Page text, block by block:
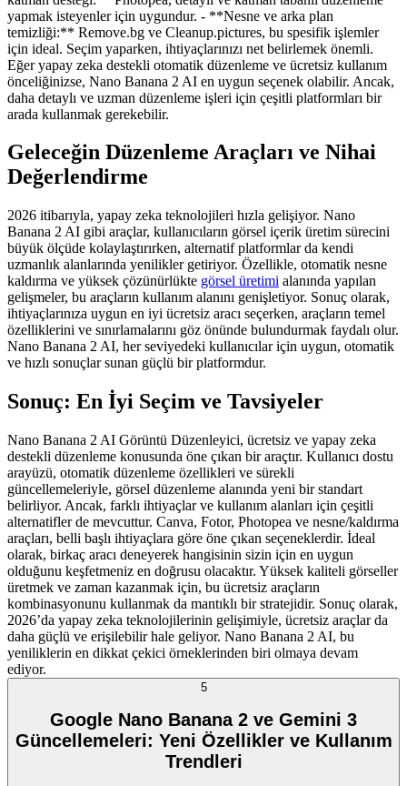
yapmak isteyenler için uygundur. - **Nesne ve arka plan
temizliği:** Remove.bg ve Cleanup.pictures, bu spesifik işlemler
için ideal. Seçim yaparken, ihtiyaçlarınızı net belirlemek önemli.
Eğer yapay zeka destekli otomatik düzenleme ve ücretsiz kullanım
önceliğinizse, Nano Banana 2 AI en uygun seçenek olabilir. Ancak,
daha detaylı ve uzman düzenleme işleri için çeşitli platformları bir
arada kullanmak gerekebilir.
Geleceğin Düzenleme Araçları ve Nihai
Değerlendirme
2026 itibarıyla, yapay zeka teknolojileri hızla gelişiyor. Nano
Banana 2 AI gibi araçlar, kullanıcıların görsel içerik üretim sürecini
büyük ölçüde kolaylaştırırken, alternatif platformlar da kendi
uzmanlık alanlarında yenilikler getiriyor. Özellikle, otomatik nesne
kaldırma ve yüksek çözünürlükte görsel üretimi alanında yapılan
gelişmeler, bu araçların kullanım alanını genişletiyor. Sonuç olarak,
ihtiyaçlarınıza uygun en iyi ücretsiz aracı seçerken, araçların temel
özelliklerini ve sınırlamalarını göz önünde bulundurmak faydalı olur.
Nano Banana 2 AI, her seviyedeki kullanıcılar için uygun, otomatik
ve hızlı sonuçlar sunan güçlü bir platformdur.
Sonuç: En İyi Seçim ve Tavsiyeler
Nano Banana 2 AI Görüntü Düzenleyici, ücretsiz ve yapay zeka
destekli düzenleme konusunda öne çıkan bir araçtır. Kullanıcı dostu
arayüzü, otomatik düzenleme özellikleri ve sürekli
güncellemeleriyle, görsel düzenleme alanında yeni bir standart
belirliyor. Ancak, farklı ihtiyaçlar ve kullanım alanları için çeşitli
alternatifler de mevcuttur. Canva, Fotor, Photopea ve nesne/kaldırma
araçları, belli başlı ihtiyaçlara göre öne çıkan seçeneklerdir. İdeal
olarak, birkaç aracı deneyerek hangisinin sizin için en uygun
olduğunu keşfetmeniz en doğrusu olacaktır. Yüksek kaliteli görseller
üretmek ve zaman kazanmak için, bu ücretsiz araçların
kombinasyonunu kullanmak da mantıklı bir stratejidir. Sonuç olarak,
2026’da yapay zeka teknolojilerinin gelişimiyle, ücretsiz araçlar da
daha güçlü ve erişilebilir hale geliyor. Nano Banana 2 AI, bu
yeniliklerin en dikkat çekici örneklerinden biri olmaya devam
ediyor.
5
Google Nano Banana 2 ve Gemini 3
Güncellemeleri: Yeni Özellikler ve Kullanım
Trendleri